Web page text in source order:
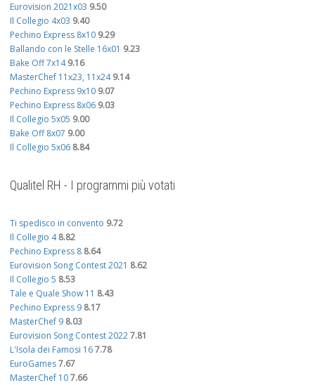
Eurovision 2021x03 9.50
Il Collegio 4x03 9.40
Pechino Express 8x10 9.29
Ballando con le Stelle 16x01 9.23
Bake Off 7x14 9.16
MasterChef 11x23, 11x24 9.14
Pechino Express 9x10 9.07
Pechino Express 8x06 9.03
Il Collegio 5x05 9.00
Bake Off 8x07 9.00
Il Collegio 5x06 8.84
Qualitel RH - I programmi più votati
Ti spedisco in convento 9.72
Il Collegio 4 8.82
Pechino Express 8 8.64
Eurovision Song Contest 2021 8.62
Il Collegio 5 8.53
Tale e Quale Show 11 8.43
Pechino Express 9 8.17
MasterChef 9 8.03
Eurovision Song Contest 20227.81
L'Isola dei Famosi 167.78
EuroGames7.67
MasterChef 107.66